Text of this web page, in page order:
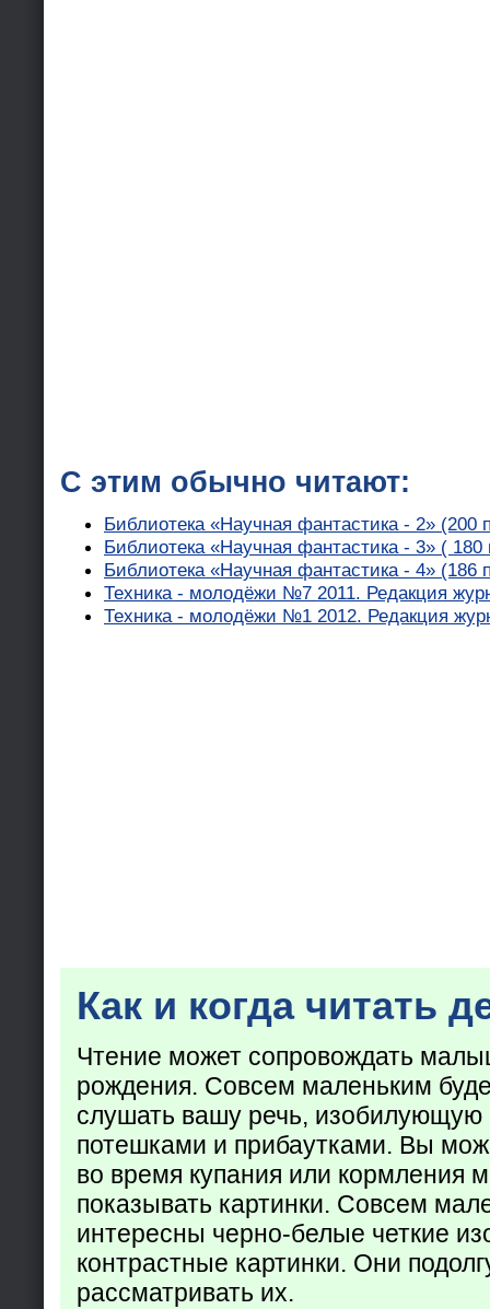
С этим обычно читают:
Библиотека «Научная фантастика - 2» (200
Библиотека «Научная фантастика - 3» ( 180
Библиотека «Научная фантастика - 4» (186
Техника - молодёжи №7 2011. Редакция
Техника - молодёжи №1 2012. Редакция
Как и когда читать
Чтение может сопровождать
рождения. Совсем маленьким
слушать вашу речь,
потешками и прибаутками. Вы
во время купания или кормления
показывать картинки. Совсем
интересны черно-белые четкие
контрастные картинки. Они
рассматривать их.